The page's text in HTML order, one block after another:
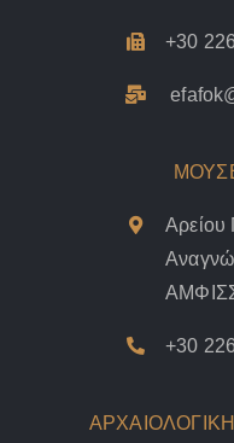
+30
+30